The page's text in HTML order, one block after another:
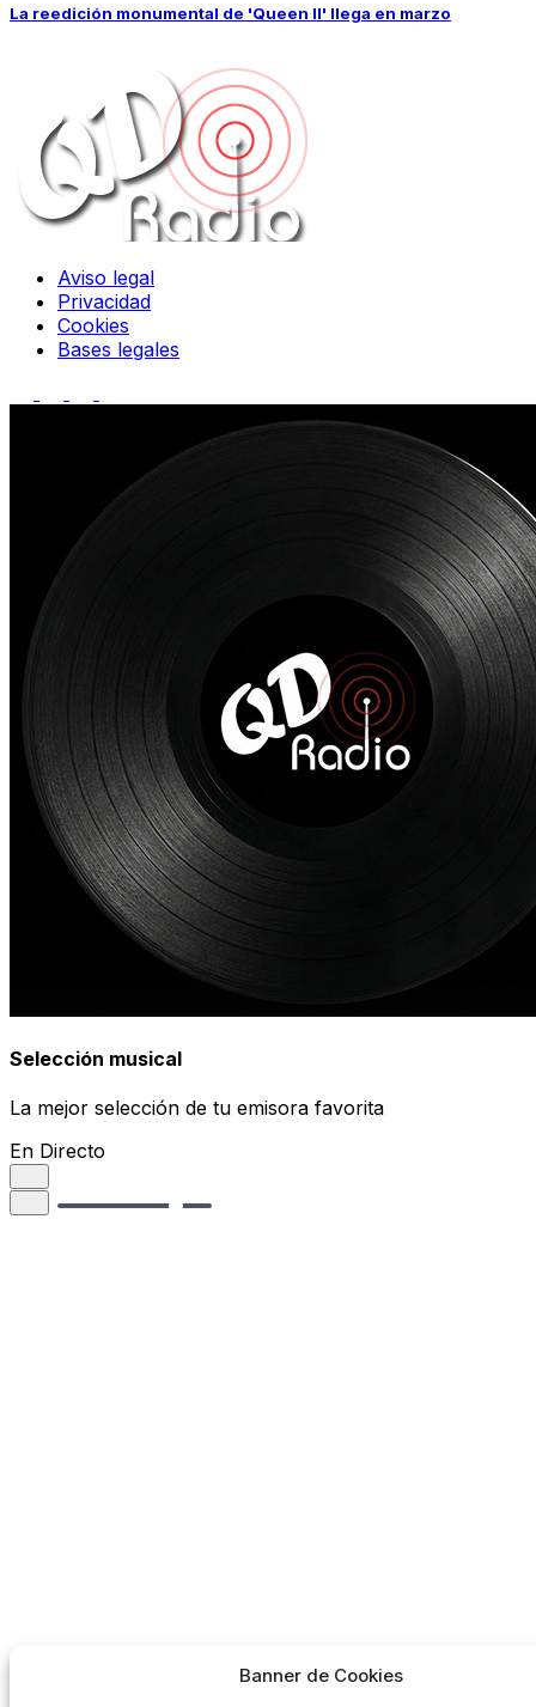
Banner de Cookies
La reedición monumental de 'Queen II' llega en marzo
Aviso legal
Privacidad
Cookies
Bases legales
Selección musical
La mejor selección de tu emisora favorita
En Directo